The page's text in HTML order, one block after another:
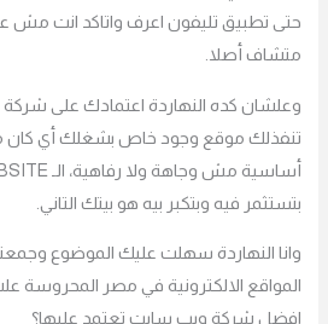
حتى تطبيق تليفون اعرف واتاكد انت
متشاف أصلا.
وعلشان كده النهاردة اعتمادك على شركة
تنفذلك موقع وجود خاص بشغلك أي كان
بتستثمر فيه وبتكبر بيه هو بيتك التاني.
وانا النهاردة سهلت عليك الموضوع
المواقع الالكترونية في مصر المحروسة
افضل شركة ويب سايت تعتمد عليها؟